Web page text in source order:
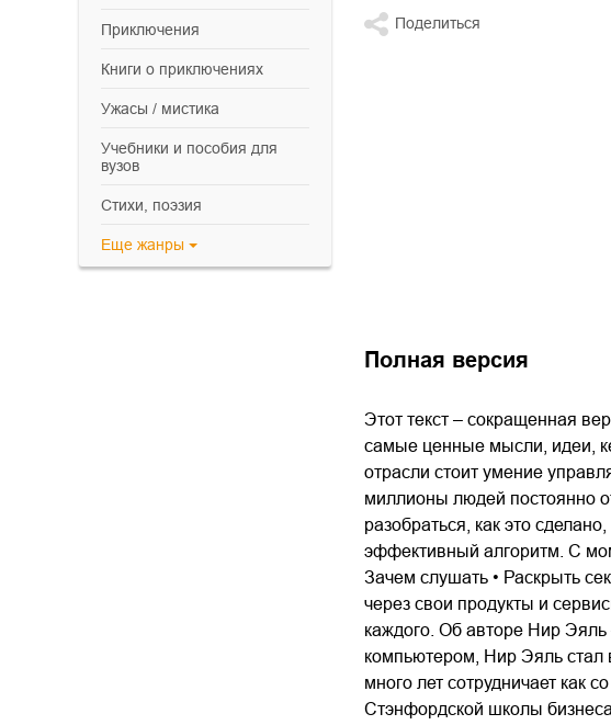
приключения
книги о приключениях
ужасы / мистика
учебники и пособия для
вузов
cтихи, поэзия
Еще жанры
Поделиться
Полная версия
Этот текст – сокращенная
самые ценные мысли, идеи,
отрасли стоит умение
миллионы людей постоянно
разобраться, как это
эффективный алгоритм. С
Зачем слушать • Раскрыть
через свои продукты и
каждого. Об авторе Нир Эяль
компьютером, Нир Эяль стал
много лет сотрудничает как
Стэнфордской школы